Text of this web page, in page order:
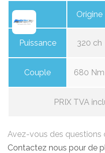
Origine
Puissance 320 ch
Couple 680 Nm
PRIX TVA
Avez-vous des questions
Contactez nous pour de